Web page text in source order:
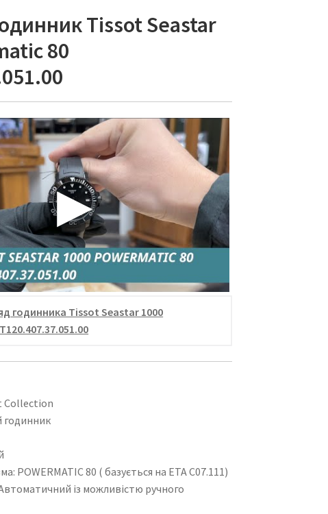
Tissot Seastar
80
годинника Tissot Seastar 1000
Collection
годинник
POWERMATIC 80 ( базується на ETA C07.111)
із можливістю ручного